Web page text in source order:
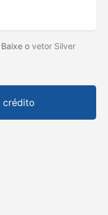
o vetor Silver
crédito